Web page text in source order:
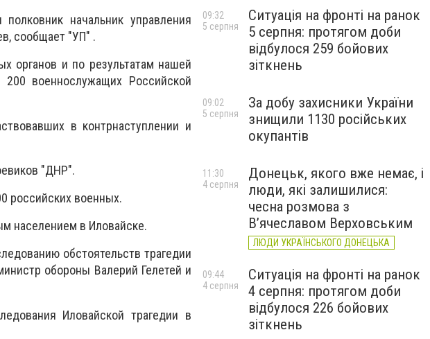
начальник управления
сообщает "УП" .
органов и по результатам нашей
военнослужащих Российской
в контрнаступлении и
"ДНР".
российских военных.
населением в Иловайске.
обстоятельств трагедии
обороны Валерий Гелетей и
Иловайской трагедии в
Ситуація на фронті на ранок
5 серпня: протягом доби
відбулося 259 бойових
зіткнень
09:32
5 серпня
За добу захисники України
знищили 1130 російських
окупантів
09:02
5 серпня
Донецьк, якого вже немає, і
люди, які залишилися:
чесна розмова з
В’ячеславом Верховським
ЛЮДИ УКРАЇНСЬКОГО ДОНЕЦЬКА
11:30
4 серпня
Ситуація на фронті на ранок
4 серпня: протягом доби
відбулося 226 бойових
зіткнень
09:44
4 серпня